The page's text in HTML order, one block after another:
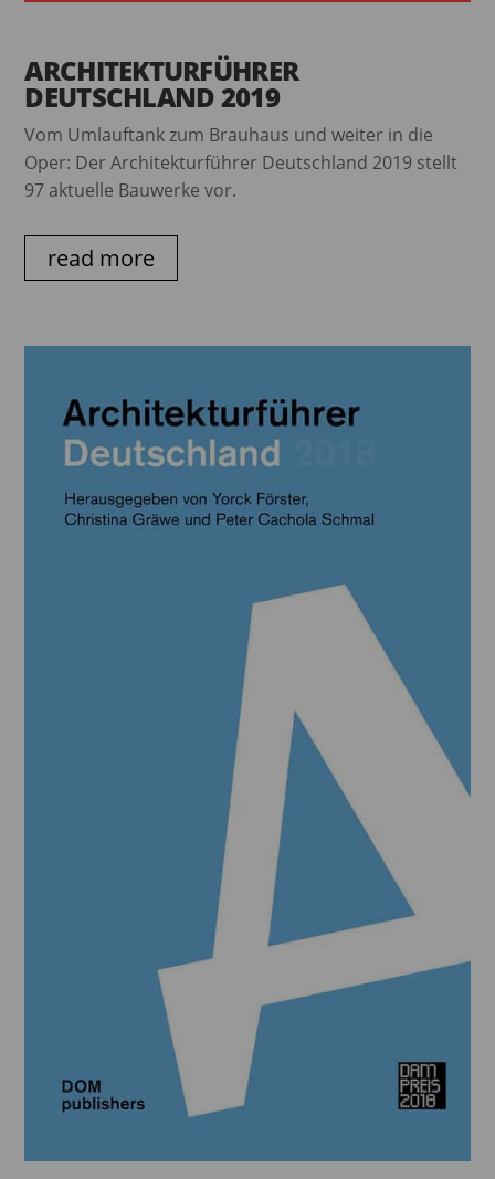
ARCHITEKTURFÜHRER
DEUTSCHLAND 2019
Vom Umlauftank zum Brauhaus und weiter in die
Oper: Der Architekturführer Deutschland 2019 stellt
97 aktuelle Bauwerke vor.
read more